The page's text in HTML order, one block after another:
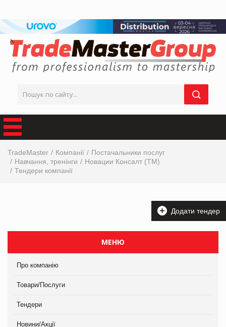
TradeMaster Компанії
Постачальники послуг
Навчання, тренінги
Новации Консалт (ТМ)
Тендери компанії
Додати тендер
МЕНЮ
Про компанію
Товари/Послуги
Тендери
Новини/Акції